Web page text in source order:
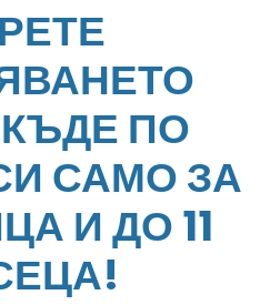
ПО
САМО ЗА
И ДО 11